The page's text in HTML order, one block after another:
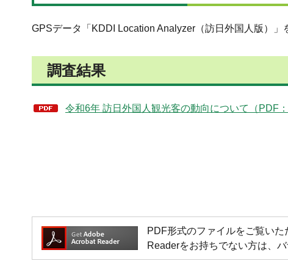
GPSデータ「KDDI Location Analyzer（訪日外国人版）」
調査結果
令和6年 訪日外国人観光客の動向について（PDF：
PDF形式のファイルをご覧い
Readerをお持ちでない方は、